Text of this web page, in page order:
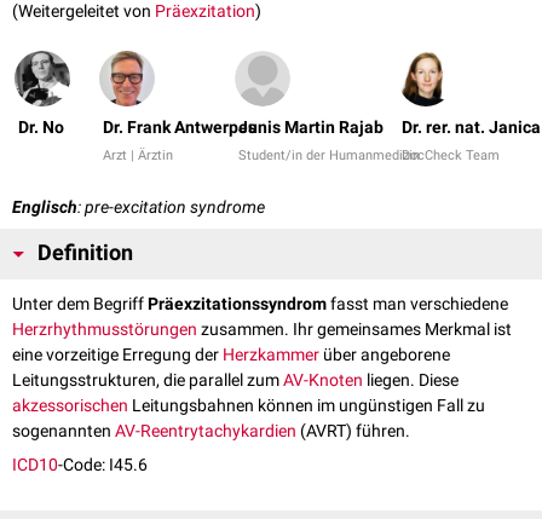
(Weitergeleitet von Präexzitation)
Dr. No Dr. Frank Antwerpes
Arzt | Ärztin
Junis Martin Rajab
Student/in der Humanmedizin
Dr. rer. nat.
DocCheck Team
Englisch: pre-excitation syndrome
Definition
Unter dem BegriffPräexzitationssyndromfasst man verschiedene
Herzrhythmusstörungen zusammen. Ihr gemeinsames Merkmal ist
eine vorzeitige Erregung der Herzkammer über angeborene
Leitungsstrukturen, die parallel zumAV-Knoten liegen. Diese
akzessorischen Leitungsbahnen können im ungünstigen Fall zu
sogenannten AV-Reentrytachykardien (AVRT) führen.
ICD10-Code: I45.6